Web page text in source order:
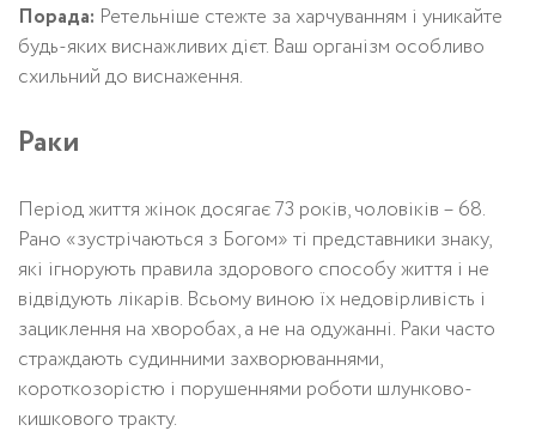
Порада: Ретельніше стежте за харчуванням і уникайте
будь-яких виснажливих дієт. Ваш організм особливо
схильний до виснаження.
Раки
Період життя жінок досягає 73 років, чоловіків – 68.
Рано «зустрічаються з Богом» ті представники знаку,
які ігнорують правила здорового способу життя і не
відвідують лікарів. Всьому виною їх недовірливість і
зациклення на хворобах, а не на одужанні. Раки часто
страждають судинними захворюваннями,
короткозорістю і порушеннями роботи шлунково-
кишкового тракту.